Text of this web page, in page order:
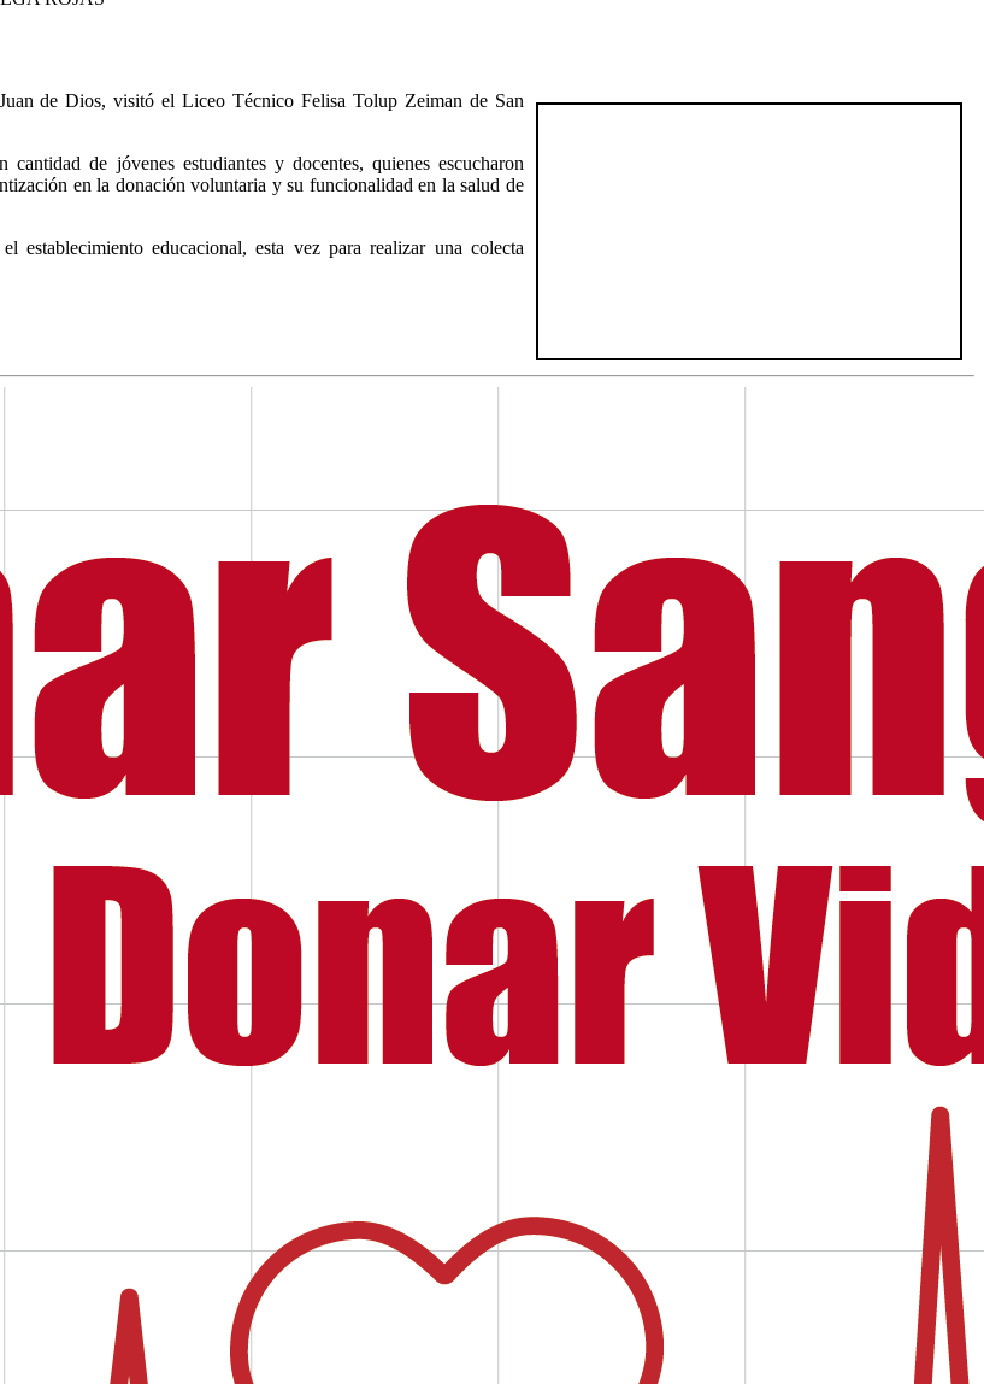
de Dios, visitó el Liceo Técnico Felisa Tolup Zeiman de San
de jóvenes estudiantes y docentes, quienes escucharon
en la donación voluntaria y su funcionalidad en la salud de
educacional, esta vez para realizar una colecta